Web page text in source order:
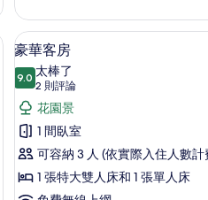
客
房
的
情
窗簾、免費搖籃/嬰兒床
顯
示
豪
華
客
房
的
6
豪華客房
9.09.0 分，滿分 10 分
太棒了
2 則評論
(2
則
評
論)
花園景
1 間臥室
可容納 3 人 (依實際入住人數計
1 張特大雙人床和 1 張單人床